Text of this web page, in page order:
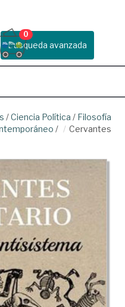
Busqueda avanzada
0
/Ciencia Política / Filosofía
/
Cervantes